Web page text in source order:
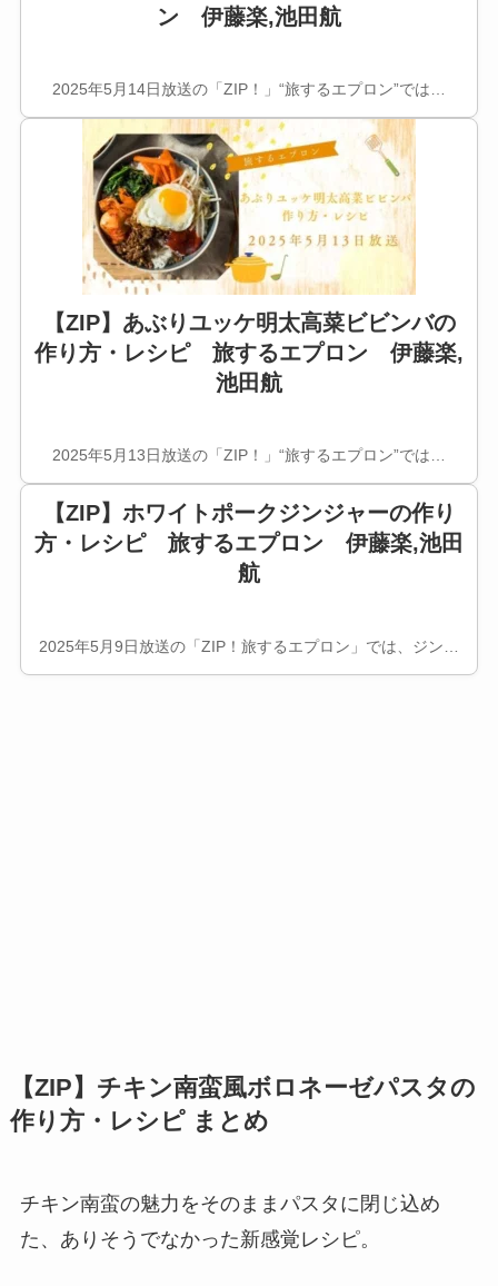
ン 伊藤楽,池田航
2025年5月14日放送の「ZIP！」“旅するエプロン”では…
【ZIP】あぶりユッケ明太高菜ビビンバの
作り方・レシピ 旅するエプロン 伊藤楽,
池田航
2025年5月13日放送の「ZIP！」“旅するエプロン”では…
【ZIP】ホワイトポークジンジャーの作り
方・レシピ 旅するエプロン 伊藤楽,池田
航
2025年5月9日放送の「ZIP！旅するエプロン」では、ジン…
【ZIP】チキン南蛮風ボロネーゼパスタの
作り方・レシピ まとめ
チキン南蛮の魅力をそのままパスタに閉じ込め
た、ありそうでなかった新感覚レシピ。